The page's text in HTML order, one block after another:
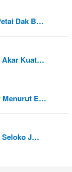
Dak B…
Akar Kuat…
Menurut E…
Seloko J…